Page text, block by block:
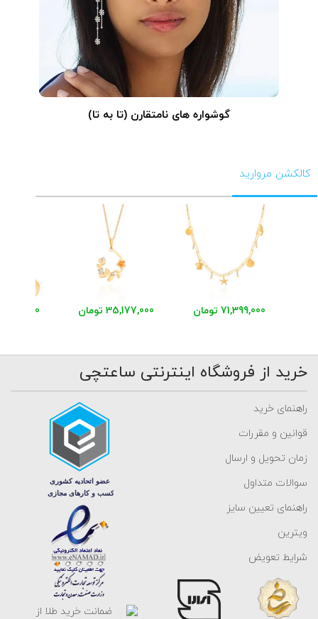
گوشواره های نامتقارن (تا به تا)
کالکشن مروارید
71,399,000 تومان 35,177,000 تومان 48,620,000
خرید از فروشگاه اینترنتی ساعتچی
راهنمای خرید
قوانین و مقررات
زمان تحویل و ارسال
سوالات متداول
راهنمای تعیین سایز
ویترین
شرایط تعویض